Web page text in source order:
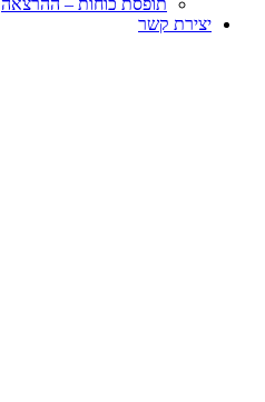
תופסת כוחות – ההרצאה
יצירת קשר